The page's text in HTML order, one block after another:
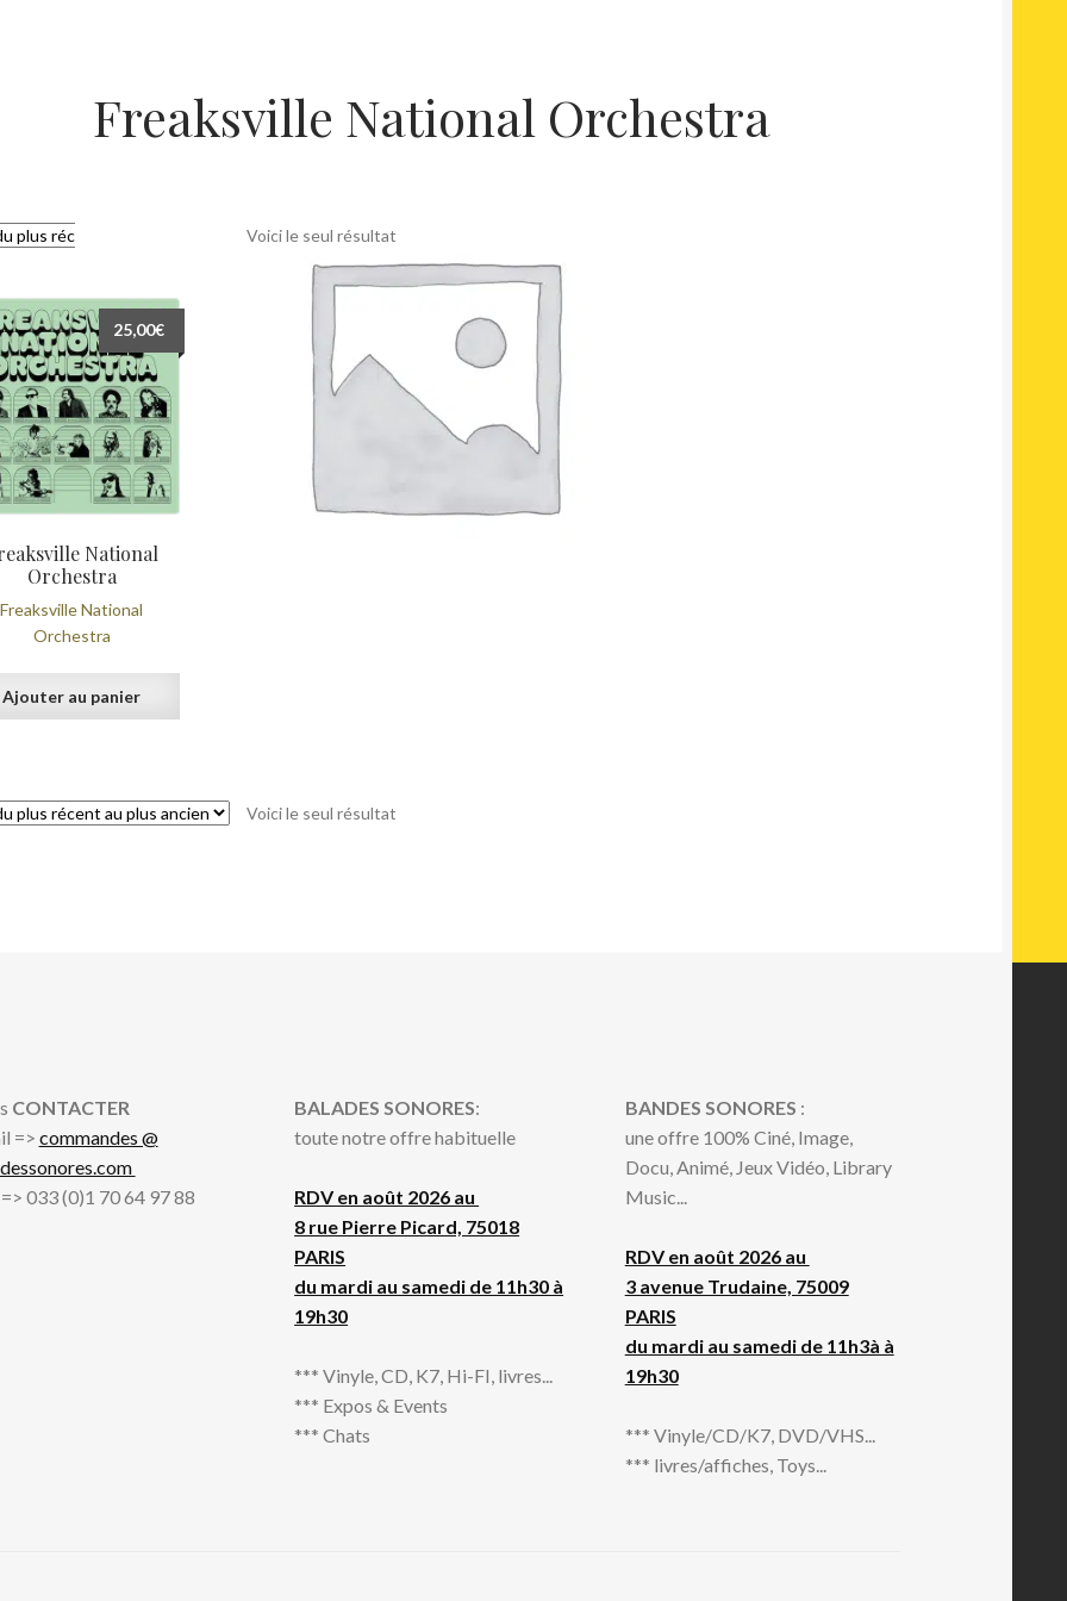
Freaksville National Orchestra
Voici le seul résultat
National
Orchestra
Freaksville National
Orchestra
25,00€
Ajouter au panier
Voici le seul résultat
CONTACTER
=> commandes @
033 (0)1 70 64 97 88
BALADES SONORES:
toute notre offre habituelle
RDV en août 2026 au
8 rue Pierre Picard, 75018
PARIS
du mardi au samedi de 11h30 à
19h30
*** Vinyle, CD, K7, Hi-FI, livres...
*** Expos & Events
*** Chats
BANDES SONORES :
une offre 100% Ciné, Image,
Docu, Animé, Jeux Vidéo, Library
Music...
RDV en août 2026 au
3 avenue Trudaine, 75009
PARIS
du mardi au samedi de 11h3à à
19h30
*** Vinyle/CD/K7, DVD/VHS...
*** livres/affiches, Toys...